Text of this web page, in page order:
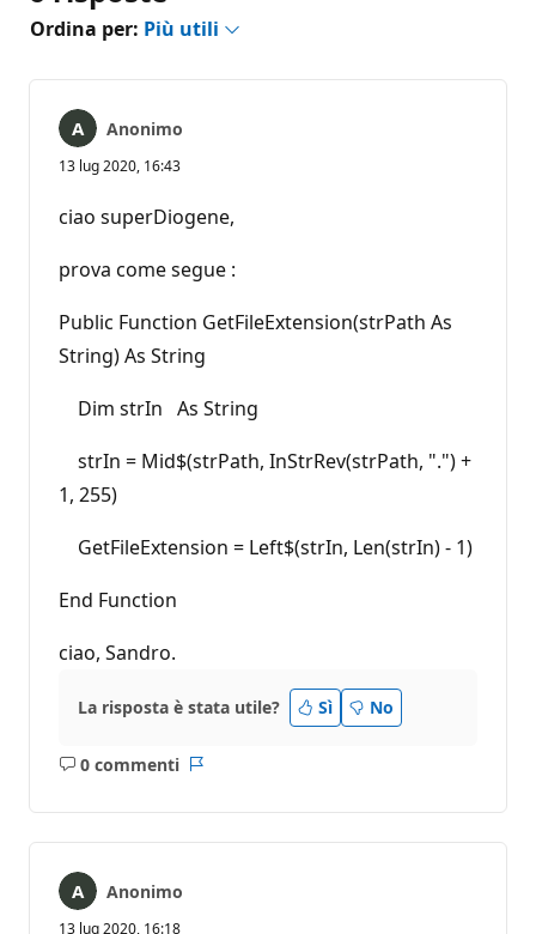
Ordina per: Più utili
Anonimo
13 lug 2020, 16:43
ciao superDiogene,
prova come segue :
Public Function GetFileExtension(strPath As
String) As String
Dim strIn As String
strIn = Mid$(strPath, InStrRev(strPath, ".") +
1, 255)
GetFileExtension = Left$(strIn, Len(strIn) - 1)
End Function
ciao, Sandro.
La risposta è stata utile? Sì No
0 commenti
Nessun
Anonimo
13 lug 2020, 16:18